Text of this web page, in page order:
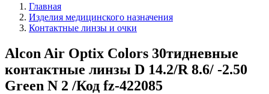
Главная
Изделия медицинского назначения
Контактные линзы и очки
Alcon Air Optix Colors 30тидневные
контактные линзы D 14.2/R 8.6/ -2.50
Green N 2 /Код fz-422085